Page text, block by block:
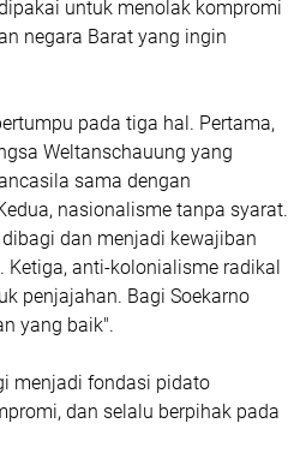
untuk menolak kompromi
negara Barat yang ingin
pada tiga hal. Pertama,
Weltanschauung yang
sama dengan
nasionalisme tanpa syarat.
dan menjadi kewajiban
Ketiga, anti-kolonialisme radikal
penjajahan. Bagi Soekarno
yang baik".
menjadi fondasi pidato
dan selalu berpihak pada